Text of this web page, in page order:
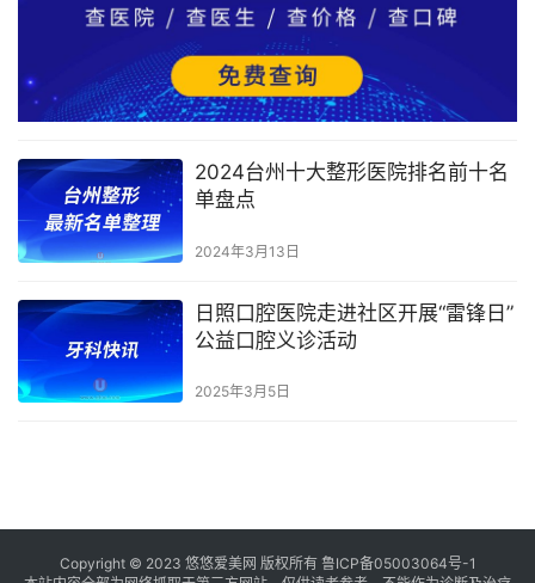
2024台州十大整形医院排名前十名
单盘点
2024年3月13日
日照口腔医院走进社区开展“雷锋日”
公益口腔义诊活动
2025年3月5日
Copyright © 2023 悠悠爱美网 版权所有 鲁ICP备05003064号-1